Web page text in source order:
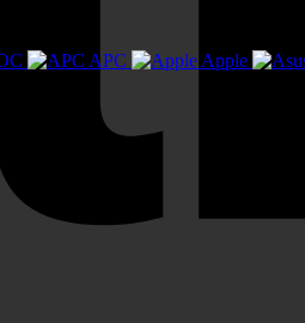
APC Apple